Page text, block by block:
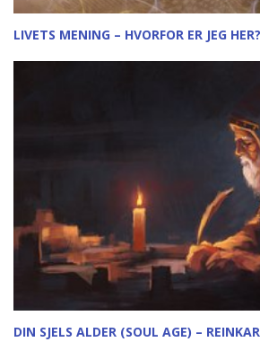
LIVETS MENING – HVORFOR ER JEG HER?
DIN SJELS ALDER (SOUL AGE) –